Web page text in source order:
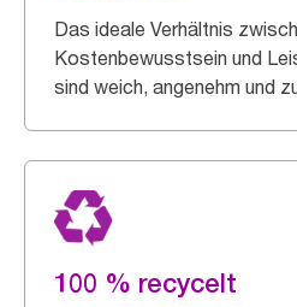
Das ideale Verhältnis
Kostenbewusstsein und
sind weich, angenehm und
100 % recycelt